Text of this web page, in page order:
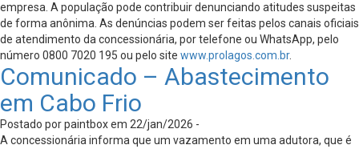
empresa. A população pode contribuir denunciando atitudes suspeitas
de forma anônima. As denúncias podem ser feitas pelos canais oficiais
de atendimento da concessionária, por telefone ou WhatsApp, pelo
número 0800 7020 195 ou pelo site www.prolagos.com.br.
Comunicado – Abastecimento
em Cabo Frio
Postado por paintbox em 22/jan/2026 -
A concessionária informa que um vazamento em uma adutora, que é